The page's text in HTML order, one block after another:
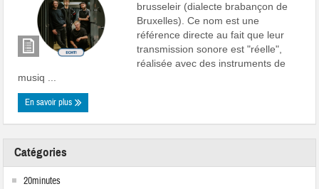
brusseleir (dialecte brabançon de
Bruxelles). Ce nom est une
référence directe au fait que leur
transmission sonore est "réelle",
réalisée avec des instruments de
musiq ...
En savoir plus
Catégories
20minutes